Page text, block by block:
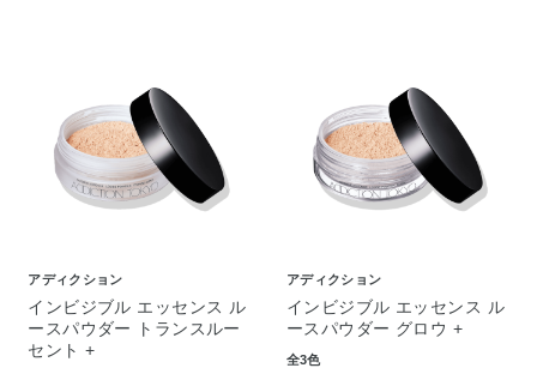
アディクション
インビジブル エッセンス ル
ースパウダー トランスルー
セント +
アディクション
インビジブル エッセンス ル
ースパウダー グロウ +
全3色